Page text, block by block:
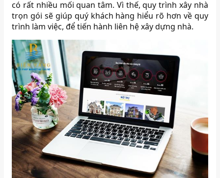
có rất nhiều mối quan tâm. Vì thế, quy trình xây nhà
trọn gói sẽ giúp quý khách hàng hiểu rõ hơn về quy
trình làm việc, để tiến hành liên hệ xây dựng nhà.